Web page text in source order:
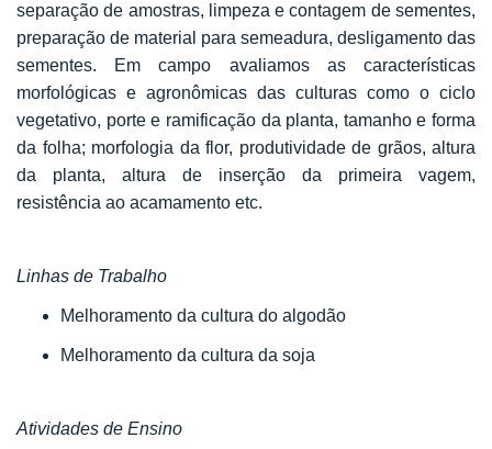
separação de amostras, limpeza e contagem de sementes,
preparação de material para semeadura, desligamento das
sementes. Em campo avaliamos as características
morfológicas e agronômicas das culturas como o ciclo
vegetativo, porte e ramificação da planta, tamanho e forma
da folha; morfologia da flor, produtividade de grãos, altura
da planta, altura de inserção da primeira vagem,
resistência ao acamamento etc.
Linhas de Trabalho
Melhoramento da cultura do algodão
Melhoramento da cultura da soja
Atividades de Ensino